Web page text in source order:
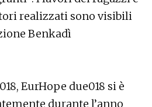
realizzati sono visibili
Benkadì
EurHope due018 si è
durante l’anno